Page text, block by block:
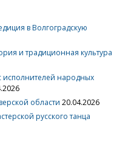
в Волгоградскую
и традиционная культура
исполнителей народных
области 20.04.2026
русского танца